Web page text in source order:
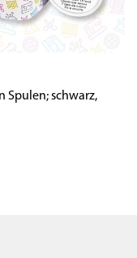
Spulen; schwarz,